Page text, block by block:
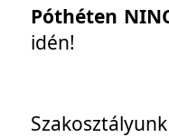
Póthéten
idén!